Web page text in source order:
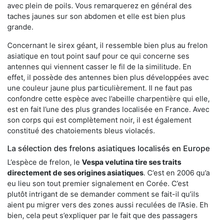
avec plein de poils. Vous remarquerez en général des
taches jaunes sur son abdomen et elle est bien plus
grande.
Concernant le sirex géant, il ressemble bien plus au frelon
asiatique en tout point sauf pour ce qui concerne ses
antennes qui viennent casser le fil de la similitude. En
effet, il possède des antennes bien plus développées avec
une couleur jaune plus particulièrement. Il ne faut pas
confondre cette espèce avec l’abeille charpentière qui elle,
est en fait l’une des plus grandes localisée en France. Avec
son corps qui est complètement noir, il est également
constitué des chatoiements bleus violacés.
La sélection des frelons asiatiques localisés en Europe
L’espèce de frelon, le Vespa velutina tire ses traits
directement de ses origines asiatiques. C’est en 2006 qu’a
eu lieu son tout premier signalement en Corée. C’est
plutôt intrigant de se demander comment se fait-il qu’ils
aient pu migrer vers des zones aussi reculées de l’Asie. Eh
bien, cela peut s’expliquer par le fait que des passagers